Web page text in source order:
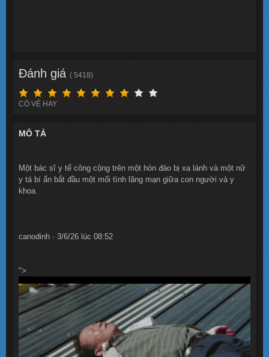
Đánh giá ( 5418)
CÓ VẺ HAY
MÔ TẢ
Một bác sĩ y tế công cộng trên một hòn đảo bị xa lánh và một nữ
y tá bí ẩn bắt đầu một mối tình lãng mạn giữa con người và y
khoa.
canodinh · 3/6/26 lúc 08:52
">